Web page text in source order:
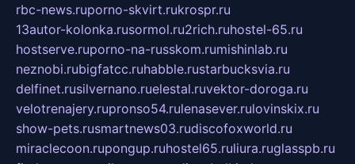
rbc-news.ruporno-skvirt.rukrospr.ru
13autor-kolonka.rusormol.ru2rich.ruhostel-65.ru
hostserve.ruporno-na-russkom.rumishinlab.ru
neznobi.rubigfatcc.ruhabble.rustarbucksvia.ru
delfinet.rusilvernano.ruelestal.ruvektor-doroga.ru
velotrenajery.rupronso54.rulenasever.rulovinskix.ru
show-pets.rusmartnews03.rudiscofoxworld.ru
miraclecoon.rupongup.ruhostel65.ruliura.ruglasspb.ru